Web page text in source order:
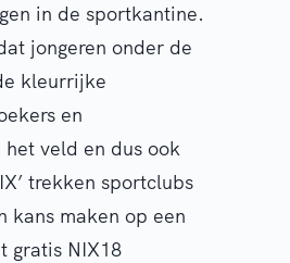
in de sportkantine.
jongeren onder de
kleurrijke
en
veld en dus ook
trekken sportclubs
kans maken op een
gratis NIX18